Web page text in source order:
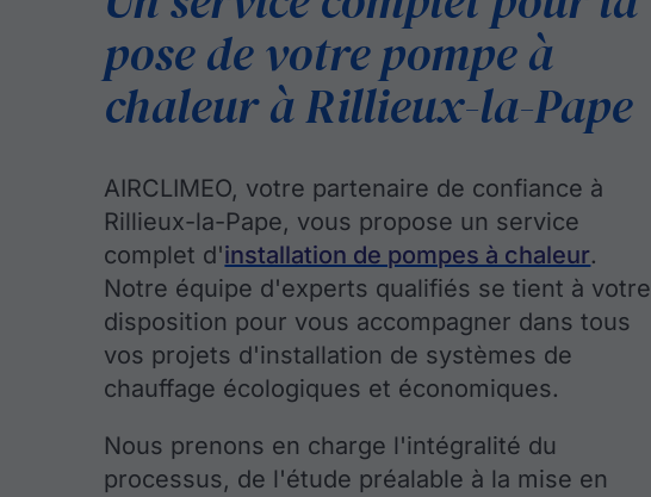
pose de votre pompe à
chaleur à Rillieux-la-Pape
AIRCLIMEO, votre partenaire de confiance à
Rillieux-la-Pape, vous propose un service
complet d'installation de pompes à chaleur.
Notre équipe d'experts qualifiés se tient à votre
disposition pour vous accompagner dans tous
vos projets d'installation de systèmes de
chauffage écologiques et économiques.
Nous prenons en charge l'intégralité du
processus, de l'étude préalable à la mise en